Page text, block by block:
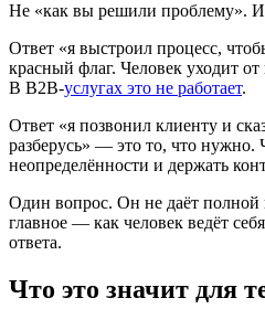
Не «как вы решили проблему».
Ответ «я выстроил процесс,
красный флаг. Человек уходит
В B2B-услугах это не работает.
Ответ «я позвонил клиенту и
разберусь» — это то, что нужно.
неопределённости и держать
Один вопрос. Он не даёт
главное — как человек ведёт
ответа.
Что это значит для